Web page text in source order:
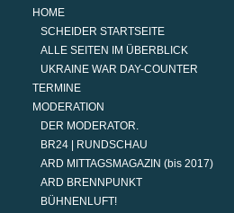
HOME
SCHEIDER STARTSEITE
ALLE SEITEN IM ÜBERBLICK
UKRAINE WAR DAY-COUNTER
TERMINE
MODERATION
DER MODERATOR.
BR24 | RUNDSCHAU
ARD MITTAGSMAGAZIN (bis 2017)
ARD BRENNPUNKT
BÜHNENLUFT!